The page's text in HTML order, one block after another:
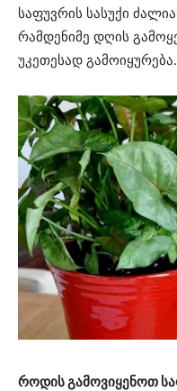
საფუვრის სასუქი
რამდენიმე დღის
უკეთესად გამოიყურება.
როდის გამოვიყენოთ